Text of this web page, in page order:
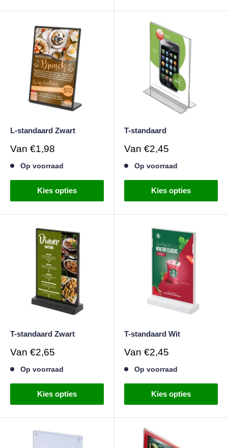
L-standaard Zwart
Verkoopprijs
Van €1,98
Op voorraad
Kies opties
T-standaard
Verkoopprijs
Van €2,45
Op voorraad
Kies opties
T-standaard Zwart
Verkoopprijs
Van €2,65
Op voorraad
Kies opties
T-standaard Wit
Verkoopprijs
Van €2,45
Op voorraad
Kies opties